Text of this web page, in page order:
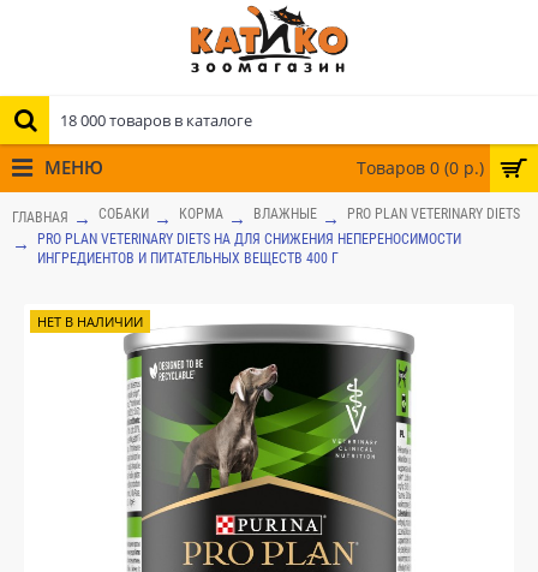
Товаров 0 (0 р.)
МЕНЮ
ГЛАВНАЯ СОБАКИ КОРМА ВЛАЖНЫЕ
PRO PLAN VETERINARY DIETS
PRO PLAN VETERINARY DIETS HA ДЛЯ СНИЖЕНИЯ НЕПЕРЕНОСИМОСТИ
ИНГРЕДИЕНТОВ И ПИТАТЕЛЬНЫХ ВЕЩЕСТВ 400 Г
НЕТ В НАЛИЧИИ